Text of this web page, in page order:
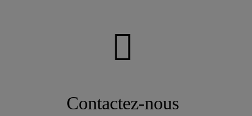
Contactez-nous